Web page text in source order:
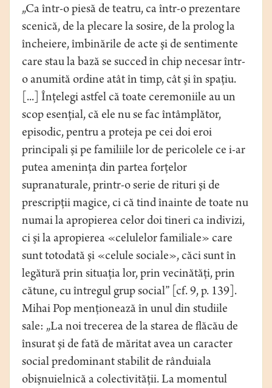
„Ca într-o piesă de teatru, ca într-o prezentare
scenică, de la plecare la sosire, de la prolog la
încheiere, îmbinările de acte şi de sentimente
care stau la bază se succed în chip necesar într-
o anumită ordine atât în timp, cât şi în spaţiu.
[...] Înţelegi astfel că toate ceremoniile au un
scop esenţial, că ele nu se fac întâmplător,
episodic, pentru a proteja pe cei doi eroi
principali şi pe familiile lor de pericolele ce i-ar
putea ameninţa din partea forţelor
supranaturale, printr-o serie de rituri şi de
prescripţii magice, ci că tind înainte de toate nu
numai la apropierea celor doi tineri ca indivizi,
ci şi la apropierea «celulelor familiale» care
sunt totodată şi «celule sociale», căci sunt în
legătură prin situaţia lor, prin vecinătăţi, prin
cătune, cu întregul grup social” [cf. 9, p. 139].
Mihai Pop menţionează în unul din studiile
sale: „La noi trecerea de la starea de flăcău de
însurat şi de fată de măritat avea un caracter
social predominant stabilit de rânduiala
obişnuielnică a colectivităţii. La momentul